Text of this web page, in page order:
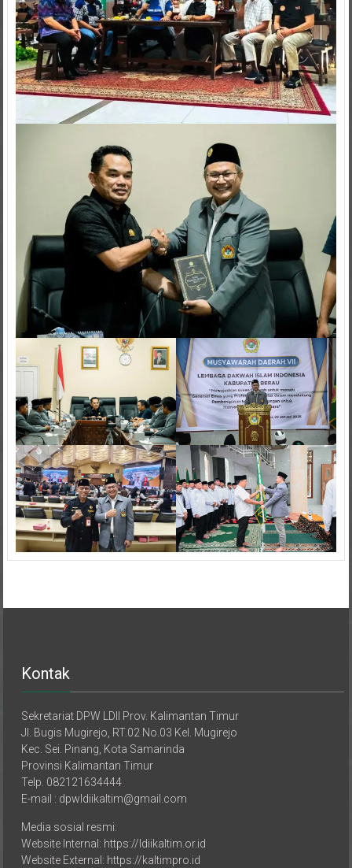
Kontak
Sekretariat DPW LDII Prov. Kalimantan Timur
Jl. Bugis Mugirejo, RT.02 No.03 Kel. Mugirejo
Kec. Sei. Pinang, Kota Samarinda
Provinsi Kalimantan Timur
Telp. 082121634444
Media sosial resmi:
Website Internal: https://ldiikaltim.or.id